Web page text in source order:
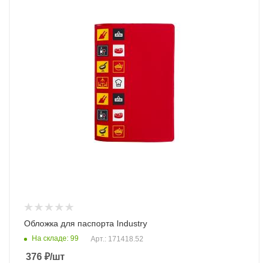
Обложка для паспорта Industry
На складе: 99 Арт.: 171418.52
376 ₽/шт